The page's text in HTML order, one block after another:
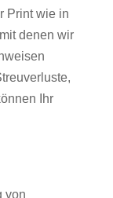
Print wie in
denen wir
Ihr
von